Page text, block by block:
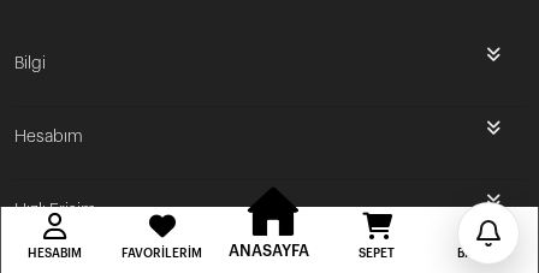
Bilgi
Hesabım
Hızlı Erişim
HESABIM FAVORILERIM ANASAYFA SEPET BILDIRIM